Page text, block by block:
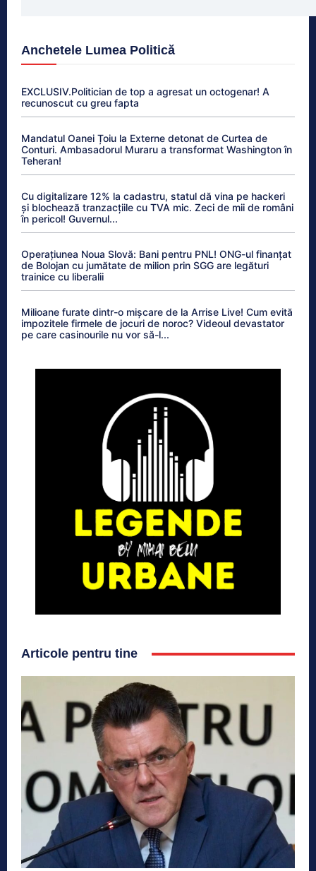
Anchetele Lumea Politică
EXCLUSIV.Politician de top a agresat un octogenar! A
recunoscut cu greu fapta
Mandatul Oanei Țoiu la Externe detonat de Curtea de
Conturi. Ambasadorul Muraru a transformat Washington în
Teheran!
Cu digitalizare 12% la cadastru, statul dă vina pe hackeri
și blochează tranzacțiile cu TVA mic. Zeci de mii de români
în pericol! Guvernul...
Operațiunea Noua Slovă: Bani pentru PNL! ONG-ul finanțat
de Bolojan cu jumătate de milion prin SGG are legături
trainice cu liberalii
Milioane furate dintr-o mișcare de la Arrise Live! Cum evită
impozitele firmele de jocuri de noroc? Videoul devastator
pe care casinourile nu vor să-l...
Articole pentru tine